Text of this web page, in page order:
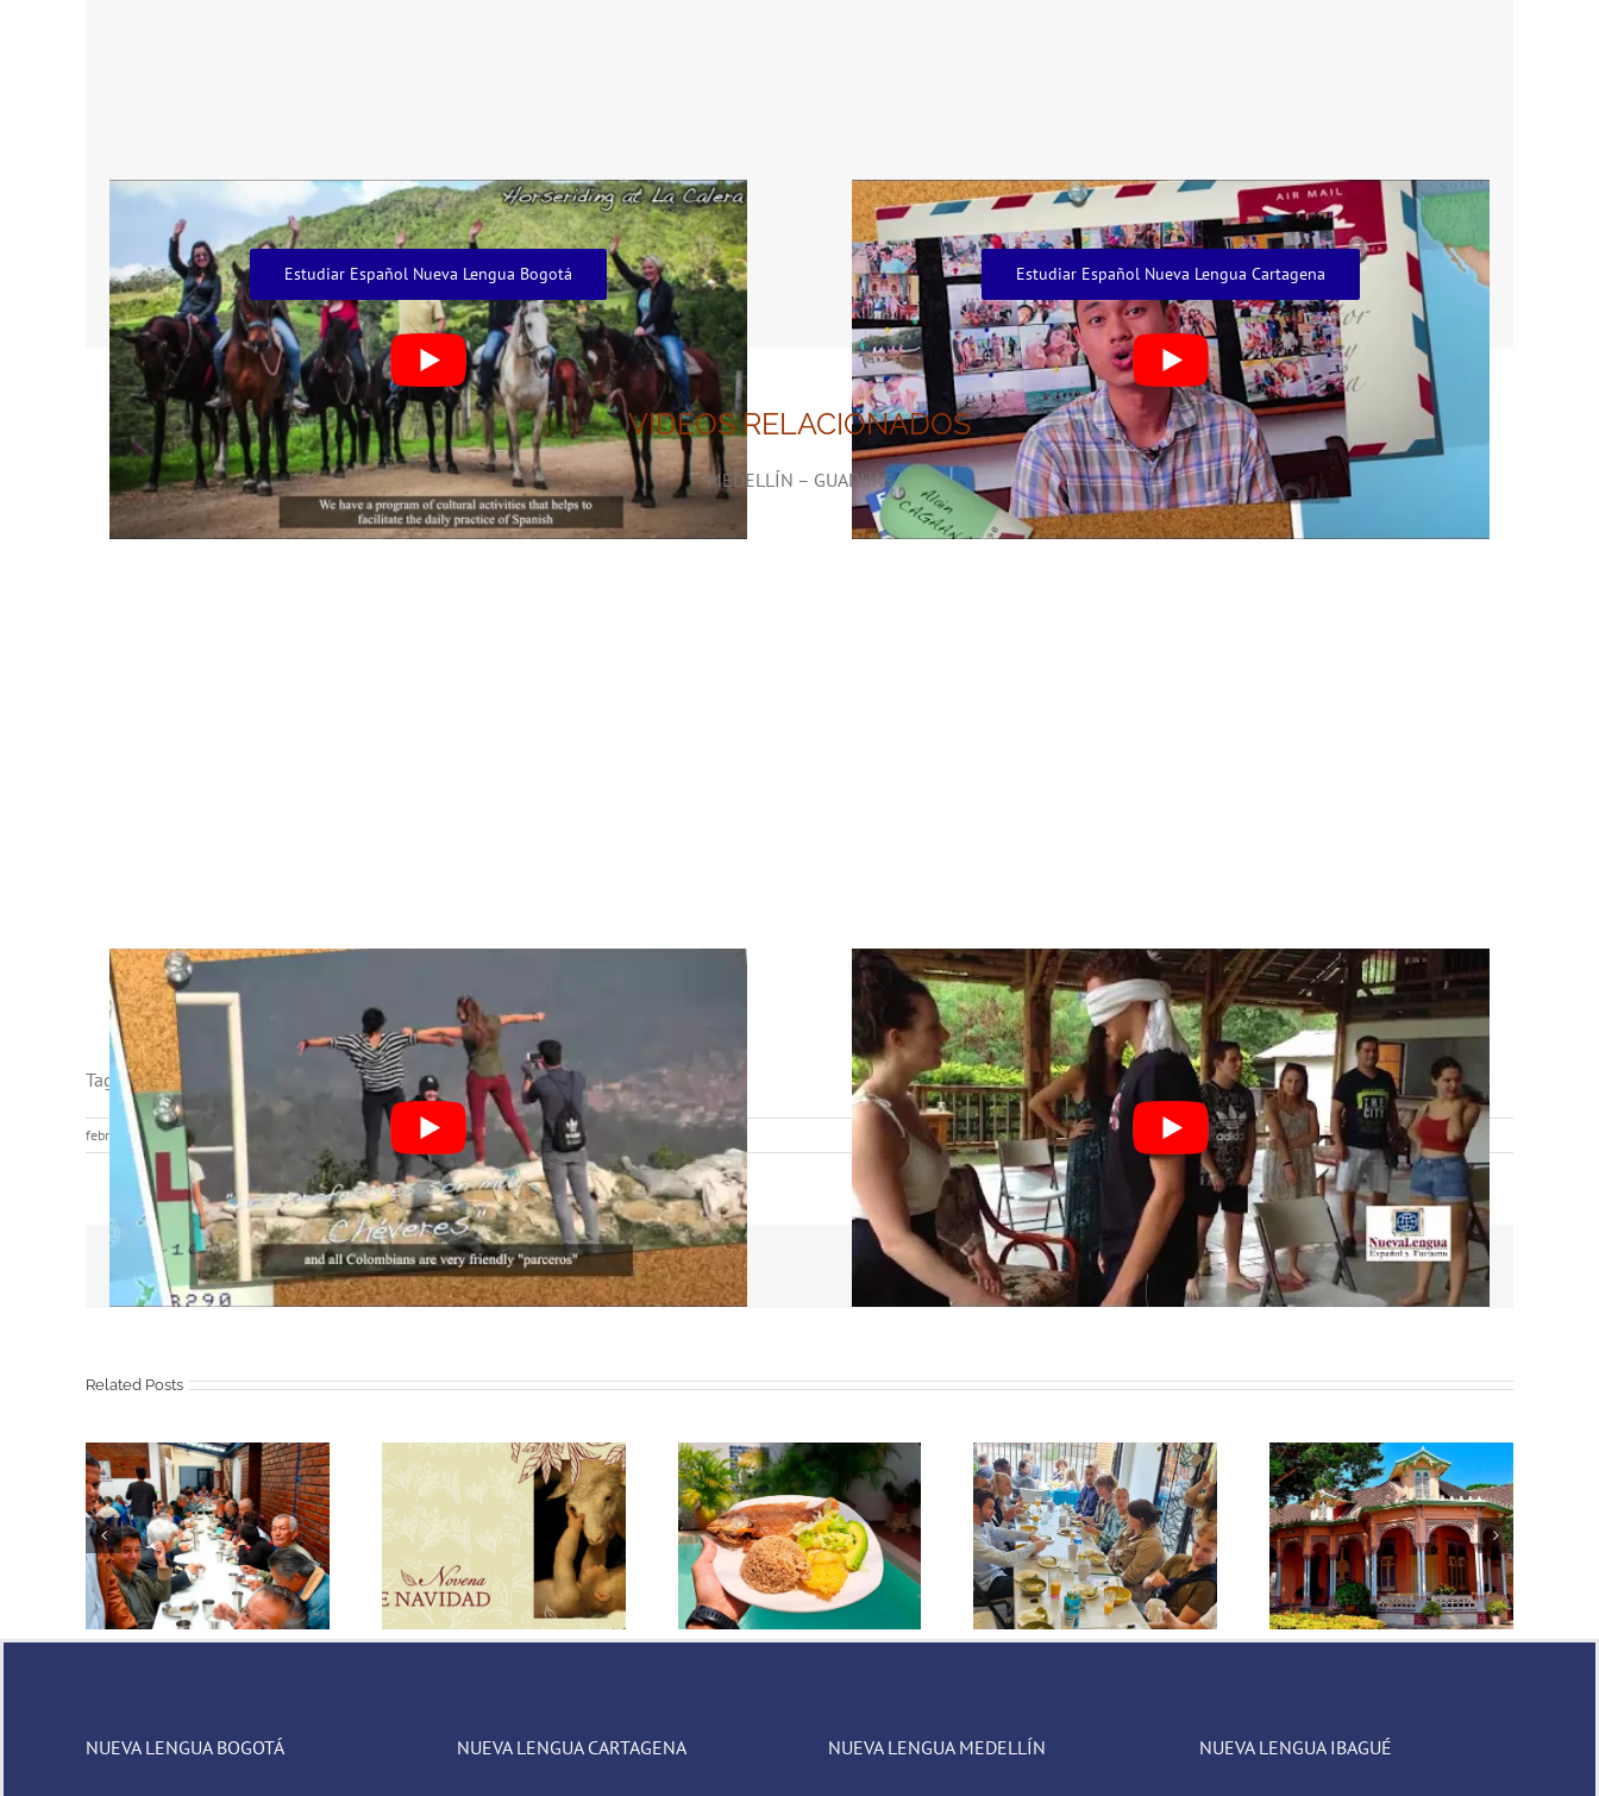
Estudiar Español Nueva Lengua Bogotá Estudiar Español Nueva Lengua Cartagena
VIDEOS RELACIONADOS
MEDELLÍN – GUADUAS
Tags de la entrada: Actividades Nueva Lengua Aprender español en Medellín
febrero 5th, 2024 Aprender español viajando
Share This Story, Choose Your Platform! Facebook
TwitterRedditLinkedInTumblrPinterest
Vk Email
Related Posts
Novena de Navidad
Bienvenida a Cartagena de
Indias: Bandeja de pescado
frito
El Ajiaco. Bienvenidos a
Bogotá
Descubre Por Qué Manga
es el Barrio ideal para
personas que buscan vivir
como locales en estadías
largas y medianas en
Cartagena
NUEVA LENGUA BOGOTÁ NUEVA LENGUA CARTAGENA NUEVA LENGUA MEDELLÍN NUEVA LENGUA IBAGUÉ